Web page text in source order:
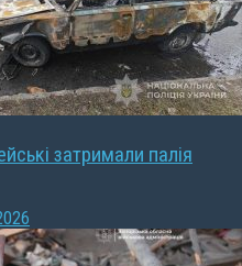
затримали палія